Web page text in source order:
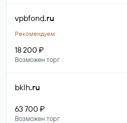
vpbfond.ru
Рекомендуем
18 200 ₽
Возможен торг
bklh.ru
63 700 ₽
Возможен торг